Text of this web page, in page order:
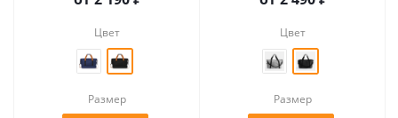
Цвет
Размер
Цвет
Размер